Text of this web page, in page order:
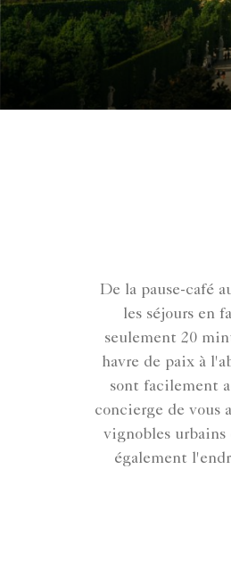
De la pause-café
les séjours en
seulement 20
havre de paix à
sont facilement
concierge de vous
vignobles
également